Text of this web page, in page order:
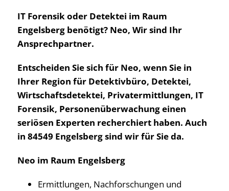
IT Forensik oder Detektei im Raum
Engelsberg benötigt? Neo, Wir sind Ihr
Ansprechpartner.
Entscheiden Sie sich für Neo, wenn Sie in
Ihrer Region für Detektivbüro, Detektei,
Wirtschaftsdetektei, Privatermittlungen, IT
Forensik, Personenüberwachung einen
seriösen Experten recherchiert haben. Auch
in 84549 Engelsberg sind wir für Sie da.
Neo im Raum Engelsberg
Ermittlungen, Nachforschungen und